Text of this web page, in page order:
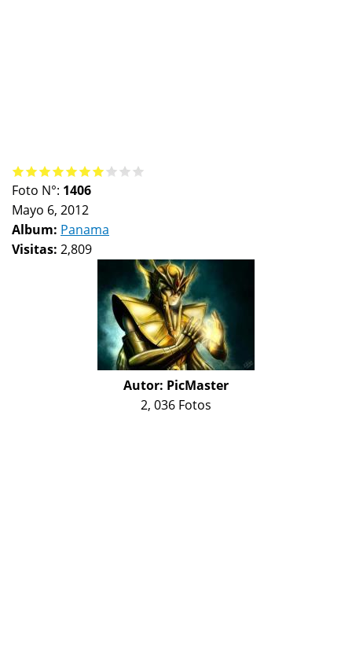
Foto N°: 1406
Mayo 6, 2012
Album: Panama
Visitas: 2,809
Autor: PicMaster
2, 036 Fotos